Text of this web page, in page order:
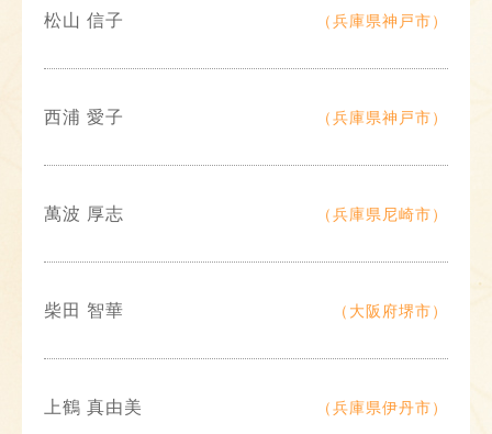
松山 信子 （兵庫県神戸市）
西浦 愛子 （兵庫県神戸市）
萬波 厚志 （兵庫県尼崎市）
柴田 智華 （大阪府堺市）
上鶴 真由美 （兵庫県伊丹市）